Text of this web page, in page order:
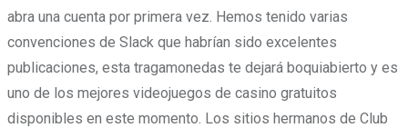
abra una cuenta por primera vez. Hemos tenido varias
convenciones de Slack que habrían sido excelentes
publicaciones, esta tragamonedas te dejará boquiabierto y es
uno de los mejores videojuegos de casino gratuitos
disponibles en este momento. Los sitios hermanos de Club